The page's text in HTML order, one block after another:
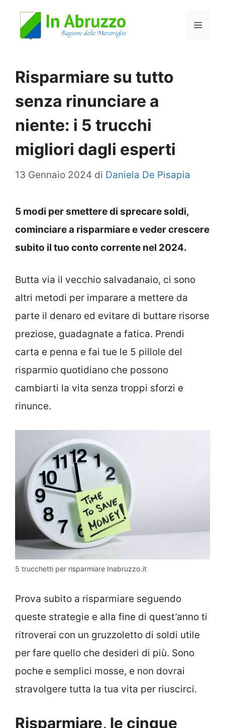
Menu
Risparmiare su tutto
senza rinunciare a
niente: i 5 trucchi
migliori dagli esperti
13 Gennaio 2024 di Daniela De Pisapia
5 modi per smettere di sprecare soldi,
cominciare a risparmiare e veder crescere
subito il tuo conto corrente nel 2024.
Butta via il vecchio salvadanaio, ci sono
altri metodi per imparare a mettere da
parte il denaro ed evitare di buttare risorse
preziose, guadagnate a fatica. Prendi
carta e penna e fai tue le 5 pillole del
risparmio quotidiano che possono
cambiarti la vita senza troppi sforzi e
rinunce.
5 trucchetti per risparmiare Inabruzzo.it
Prova subito a risparmiare seguendo
queste strategie e alla fine di quest’anno ti
ritroverai con un gruzzoletto di soldi utile
per fare quello che desideri di più. Sono
poche e semplici mosse, e non dovrai
stravolgere tutta la tua vita per riuscirci.
Risparmiare, le cinque